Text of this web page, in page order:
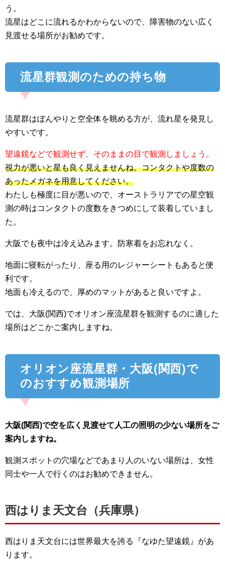
う。
流星はどこに流れるかわからないので、障害物のない広く
見渡せる場所がお勧めです。
流星群観測のための持ち物
流星群はぼんやりと空全体を眺める方が、流れ星を発見し
やすいです。
望遠鏡などで観測せず、そのままの目で観測しましょう。
視力が悪いと星も良く見えませんね。コンタクトや度数の
あったメガネを用意してください。
わたしも極度に目が悪いので、オーストラリアでの星空観
測の時はコンタクトの度数をきつめにして装着していまし
た。
大阪でも夜中は冷え込みます。防寒着をお忘れなく。
地面に寝転がったり、座る用のレジャーシートもあると便
利です。
地面も冷えるので、厚めのマットがあると良いですよ。
では、大阪(関西)でオリオン座流星群を観測するのに適した
場所はどこかご案内しますね。
オリオン座流星群・大阪(関西)で
のおすすめ観測場所
大阪(関西)で空を広く見渡せて人工の照明の少ない場所をご
案内しますね。
観測スポットの穴場などであまり人のいない場所は、女性
同士や一人で行くのはお勧めできません。
西はりま天文台（兵庫県）
西はりま天文台には世界最大を誇る『なゆた望遠鏡』があ
ります。